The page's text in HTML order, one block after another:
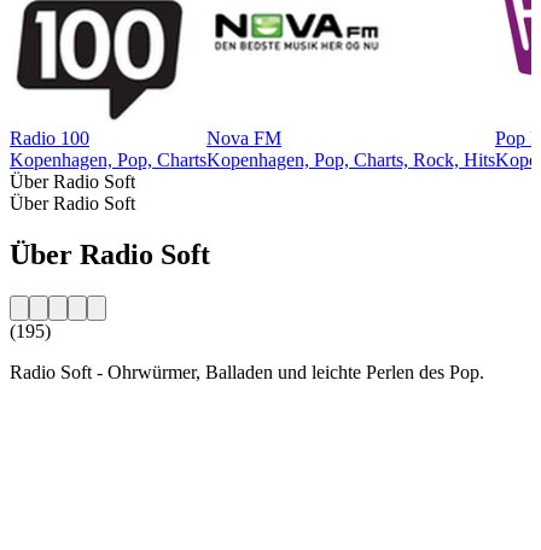
Radio 100
Kopenhagen, Pop, Charts
Nova FM
Kopenhagen, Pop, Charts, Rock, Hits
Pop
Über Radio Soft
Über Radio Soft
Über Radio Soft
(195)
Radio Soft - Ohrwürmer, Balladen und leichte Perlen des Pop.